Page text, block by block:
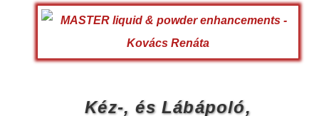
Kéz-, és Lábápoló,